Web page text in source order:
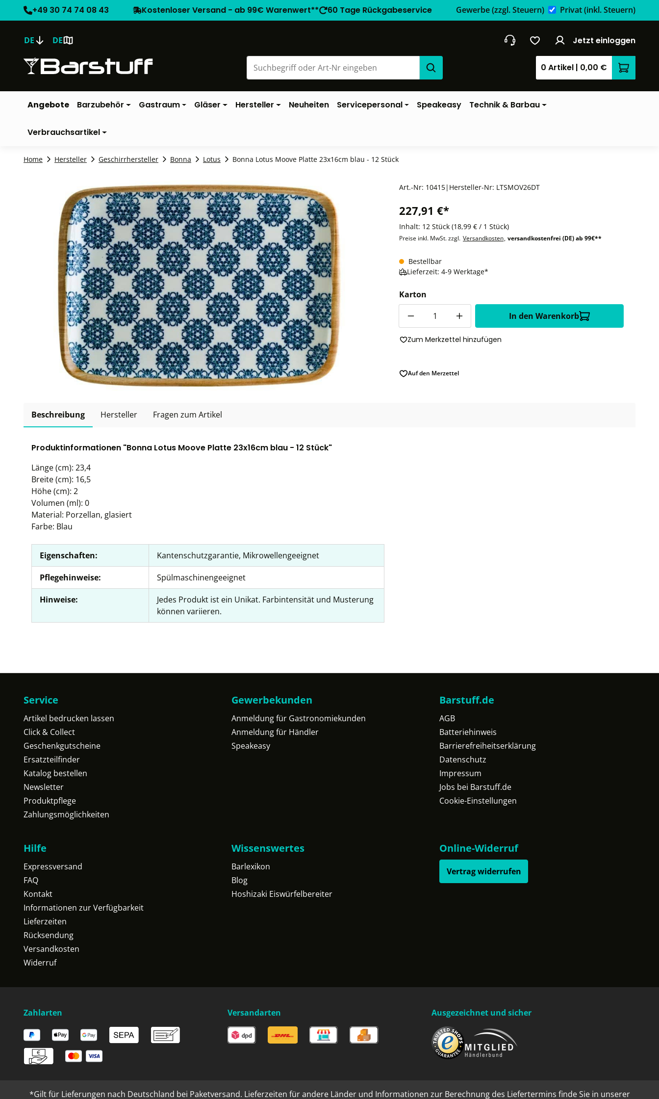
+49 30 74 74 08 43 Kostenloser Versand - ab 99€ Warenwert** 60 Tage Rückgabeservice Gewerbe(zzgl. Steuern) Privat(inkl. Steuern)
DE DE Jetzt einloggen
0 Artikel | 0,00 €
Angebote Barzubehör Gastraum Gläser Hersteller Neuheiten Servicepersonal Speakeasy Technik & Barbau
Verbrauchsartikel
Home Hersteller Geschirrhersteller Bonna Lotus Bonna Lotus Moove Platte 23x16cm blau - 12 Stück
Art.-Nr: 10415| Hersteller-Nr: LTSMOV26DT
227,91 €*
Inhalt: 12 Stück (18,99 € / 1 Stück)
Preise inkl. MwSt. zzgl. Versandkosten, versandkostenfrei (DE) ab 99€**
Bestellbar
Lieferzeit: 4-9 Werktage*
Karton
In den Warenkorb
Zum Merkzettel hinzufügen
Auf den Merzettel
Beschreibung Hersteller Fragen zum Artikel
Produktinformationen "Bonna Lotus Moove Platte 23x16cm blau - 12 Stück"
Länge (cm): 23,4
Breite (cm): 16,5
Höhe (cm): 2
Volumen (ml): 0
Material: Porzellan, glasiert
Farbe: Blau
Eigenschaften: Kantenschutzgarantie, Mikrowellengeeignet
Pflegehinweise: Spülmaschinengeeignet
Hinweise:
Jedes Produkt ist ein Unikat. Farbintensität und Musterung
können variieren.
Service
Artikel bedrucken lassen
Click & Collect
Geschenkgutscheine
Ersatzteilfinder
Katalog bestellen
Newsletter
Produktpflege
Zahlungsmöglichkeiten
Gewerbekunden
Anmeldung für Gastronomiekunden
Anmeldung für Händler
Speakeasy
Barstuff.de
AGB
Batteriehinweis
Barrierefreiheitserklärung
Datenschutz
Impressum
Jobs bei Barstuff.de
Cookie-Einstellungen
Hilfe
Expressversand
FAQ
Kontakt
Informationen zur Verfügbarkeit
Lieferzeiten
Rücksendung
Versandkosten
Widerruf
Wissenswertes
Barlexikon
Blog
Hoshizaki Eiswürfelbereiter
Online-Widerruf
Vertrag widerrufen
Zahlarten Versandarten Ausgezeichnet und sicher
*Gilt für Lieferungen nach Deutschland bei Paketversand. Lieferzeiten für andere Länder und Informationen zur Berechnung des Liefertermins finde Sie in unserer